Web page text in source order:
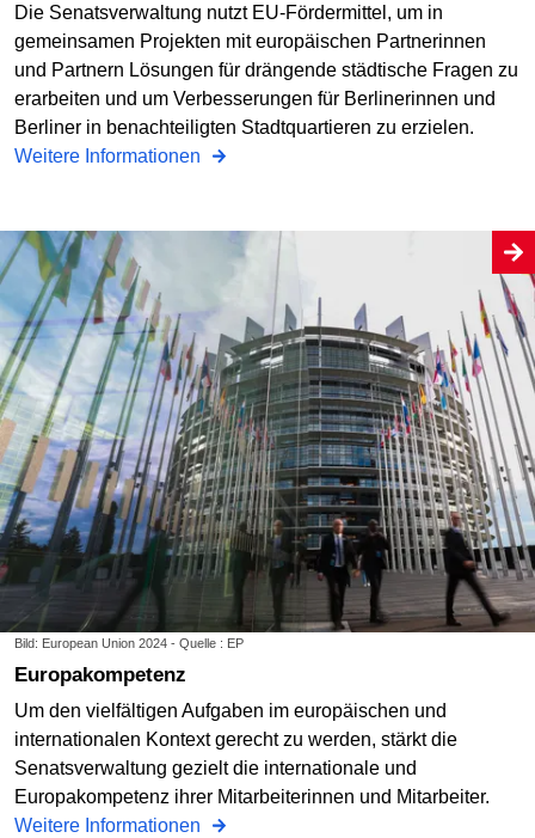
Die Senatsverwaltung nutzt EU-Fördermittel, um in
gemeinsamen Projekten mit europäischen Partnerinnen
und Partnern Lösungen für drängende städtische Fragen zu
erarbeiten und um Verbesserungen für Berlinerinnen und
Berliner in benachteiligten Stadtquartieren zu erzielen.
Weitere Informationen
Bild: European Union 2024 - Quelle : EP
Europakompetenz
Um den vielfältigen Aufgaben im europäischen und
internationalen Kontext gerecht zu werden, stärkt die
Senatsverwaltung gezielt die internationale und
Europakompetenz ihrer Mitarbeiterinnen und Mitarbeiter.
Weitere Informationen